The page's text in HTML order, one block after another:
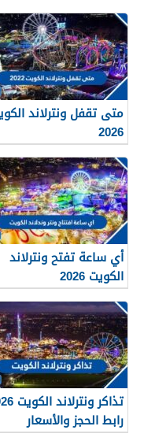
متى تقفل ونترلاند
2026
أي ساعة تفتح ونترلاند
الكويت 2026
تذاكر
رابط الحجز والأسعار